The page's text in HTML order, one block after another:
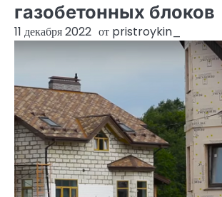
газобетонных блоков
11 декабря 2022 от pristroykin_